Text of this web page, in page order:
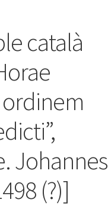
català
Johannes
(?)]